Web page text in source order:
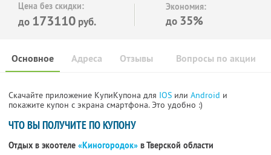
Цена без скидки:
до 173110 руб.
Экономия:
до 35%
Основное Отзывы Вопросы по акции
Адреса
Скачайте приложение КупиКупона для IOS или Android и
покажите купон с экрана смартфона. Это удобно :)
ЧТО ВЫ ПОЛУЧИТЕ ПО КУПОНУ
Отдых в экоотеле «Киногородок» в Тверской области